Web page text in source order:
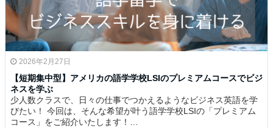
2026年2月27日
【短期集中型】アメリカの語学学校LSIのプレミアムコースでビジ
ネスを学ぶ
少人数クラスで、日々の仕事でつかえるようなビジネス英語を学
びたい！ 今回は、そんな希望が叶う語学学校LSIの「プレミアム
コース」をご紹介いたします！…